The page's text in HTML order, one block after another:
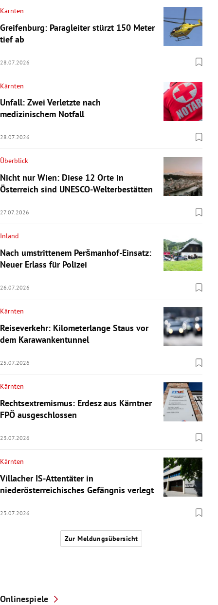
Kärnten
Greifenburg: Paragleiter stürzt 150 Meter
tief ab
28.07.2026
Kärnten
Unfall: Zwei Verletzte nach
medizinischem Notfall
28.07.2026
Überblick
Nicht nur Wien: Diese 12 Orte in
Österreich sind UNESCO-Welterbestätten
27.07.2026
Inland
Nach umstrittenem Peršmanhof-Einsatz:
Neuer Erlass für Polizei
26.07.2026
Kärnten
Reiseverkehr: Kilometerlange Staus vor
dem Karawankentunnel
25.07.2026
Kärnten
Rechtsextremismus: Erdesz aus Kärntner
FPÖ ausgeschlossen
23.07.2026
Kärnten
Villacher IS-Attentäter in
niederösterreichisches Gefängnis verlegt
23.07.2026
Zur Meldungsübersicht
Onlinespiele